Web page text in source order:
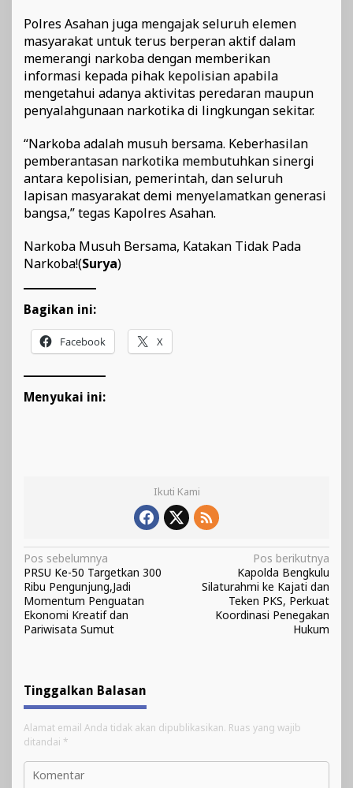
Polres Asahan juga mengajak seluruh elemen
masyarakat untuk terus berperan aktif dalam
memerangi narkoba dengan memberikan
informasi kepada pihak kepolisian apabila
mengetahui adanya aktivitas peredaran maupun
penyalahgunaan narkotika di lingkungan sekitar.
“Narkoba adalah musuh bersama. Keberhasilan
pemberantasan narkotika membutuhkan sinergi
antara kepolisian, pemerintah, dan seluruh
lapisan masyarakat demi menyelamatkan generasi
bangsa,” tegas Kapolres Asahan.
Narkoba Musuh Bersama, Katakan Tidak Pada
Narkoba!(Surya)
Bagikan ini:
Facebook X
Menyukai ini:
Ikuti Kami
Navigasi
pos
Pos sebelumnya
PRSU Ke-50 Targetkan 300
Ribu Pengunjung,Jadi
Momentum Penguatan
Ekonomi Kreatif dan
Pariwisata Sumut
Pos berikutnya
Kapolda Bengkulu
Silaturahmi ke Kajati dan
Teken PKS, Perkuat
Koordinasi Penegakan
Hukum
Tinggalkan Balasan
Alamat email Anda tidak akan dipublikasikan. Ruas yang wajib
ditandai *